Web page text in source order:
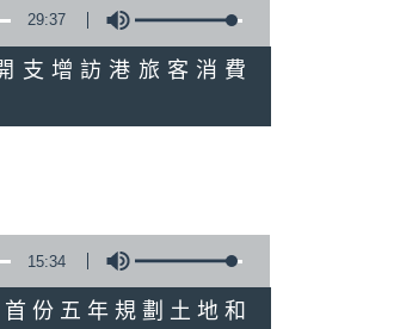
29:37
增訪港旅客消費
15:34
份五年規劃土地和